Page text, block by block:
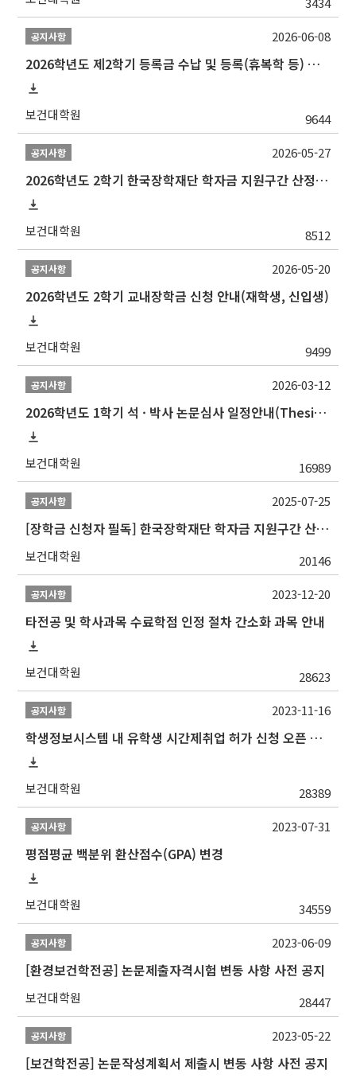
공지사항
2026학년도 제2학기 등록금 수납 및 등록(휴복학 등) 일정 안내
보건대학원 9644
2026-06-08
공지사항
2026학년도 2학기 한국장학재단 학자금 지원구간 산정 신청 안내
보건대학원 8512
2026-05-27
공지사항
2026학년도 2학기 교내장학금 신청 안내(재학생, 신입생)
보건대학원 9499
2026-05-20
공지사항
2026학년도 1학기 석 · 박사 논문심사 일정안내(Thesis Defense Schedules)
보건대학원 16989
2026-03-12
공지사항
[장학금 신청자 필독] 한국장학재단 학자금 지원구간 산정 권고
보건대학원 20146
2025-07-25
공지사항
타전공 및 학사과목 수료학점 인정 절차 간소화 과목 안내
보건대학원 28623
2023-12-20
공지사항
학생정보시스템 내 유학생 시간제취업 허가 신청 오픈 안내
보건대학원 28389
2023-11-16
공지사항
평점평균 백분위 환산점수(GPA) 변경
보건대학원 34559
2023-07-31
공지사항
[환경보건학전공] 논문제출자격시험 변동 사항 사전 공지
보건대학원 28447
2023-06-09
공지사항
[보건학전공] 논문작성계획서 제출시 변동 사항 사전 공지
2023-05-22